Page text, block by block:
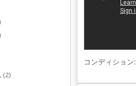
(2)
コンディション: